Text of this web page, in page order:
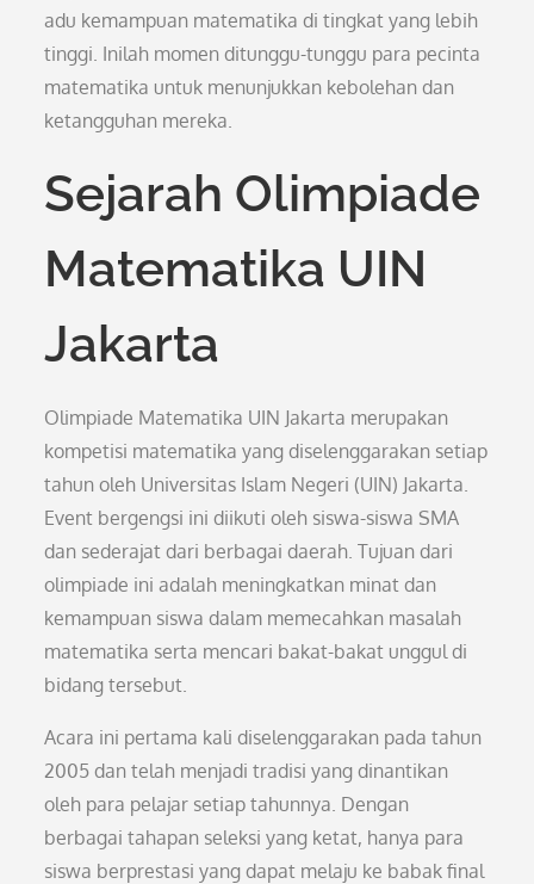
adu kemampuan matematika di tingkat yang lebih
tinggi. Inilah momen ditunggu-tunggu para pecinta
matematika untuk menunjukkan kebolehan dan
ketangguhan mereka.
Sejarah Olimpiade
Matematika UIN
Jakarta
Olimpiade Matematika UIN Jakarta merupakan
kompetisi matematika yang diselenggarakan setiap
tahun oleh Universitas Islam Negeri (UIN) Jakarta.
Event bergengsi ini diikuti oleh siswa-siswa SMA
dan sederajat dari berbagai daerah. Tujuan dari
olimpiade ini adalah meningkatkan minat dan
kemampuan siswa dalam memecahkan masalah
matematika serta mencari bakat-bakat unggul di
bidang tersebut.
Acara ini pertama kali diselenggarakan pada tahun
2005 dan telah menjadi tradisi yang dinantikan
oleh para pelajar setiap tahunnya. Dengan
berbagai tahapan seleksi yang ketat, hanya para
siswa berprestasi yang dapat melaju ke babak final